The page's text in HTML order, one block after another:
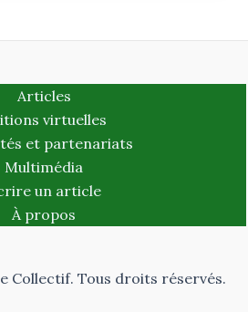
Articles
virtuelles
et partenariats
Multimédia
un article
À propos
Collectif. Tous droits réservés.